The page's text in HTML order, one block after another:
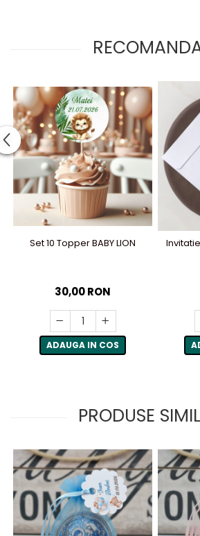
Set 10 Topper BABY LION
30,00 RON
ADAUGA IN COS
PRODUSE